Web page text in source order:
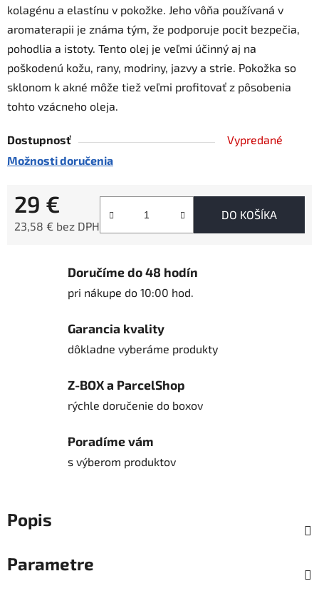
kolagénu a elastínu v pokožke. Jeho vôňa používaná v
aromaterapii je známa tým, že podporuje pocit bezpečia,
pohodlia a istoty. Tento olej je veľmi účinný aj na
poškodenú kožu, rany, modriny, jazvy a strie. Pokožka so
sklonom k ​​akné môže tiež veľmi profitovať z pôsobenia
tohto vzácneho oleja.
Dostupnosť
Vypredané
Možnosti doručenia
29 €
23,58 € bez DPH
DO KOŠÍKA
Doručíme do 48 hodín
pri nákupe do 10:00 hod.
Garancia kvality
dôkladne vyberáme produkty
Z-BOX a ParcelShop
rýchle doručenie do boxov
Poradíme vám
s výberom produktov
Popis
Parametre